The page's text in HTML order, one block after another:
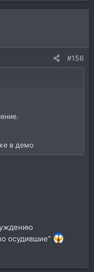
#156
в демо
осудившие"